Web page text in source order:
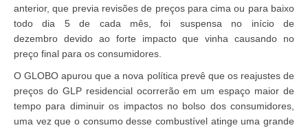
anterior, que previa revisões de preços para cima ou para baixo
todo dia 5 de cada mês, foi suspensa no início de
dezembro devido ao forte impacto que vinha causando no
preço final para os consumidores.
O GLOBO apurou que a nova política prevê que os reajustes de
preços do GLP residencial ocorrerão em um espaço maior de
tempo para diminuir os impactos no bolso dos consumidores,
uma vez que o consumo desse combustível atinge uma grande